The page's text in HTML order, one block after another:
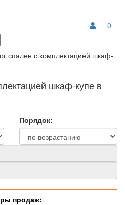
0
спален с комплектацией шкаф-
шкаф-купе в
Порядок:
продаж: